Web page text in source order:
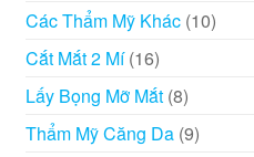
Các Thẩm Mỹ Khác(10)
Cắt Mắt 2 Mí(16)
Lấy Bọng Mỡ Mắt(8)
Thẩm Mỹ Căng Da(9)